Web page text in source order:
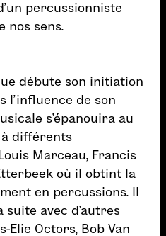
percussionniste
nos sens.
débute son initiation
l’influence de son
s’épanouira au
à différents
Marceau, Francis
où il obtint la
en percussions. Il
avec d’autres
Elie Octors, Bob Van